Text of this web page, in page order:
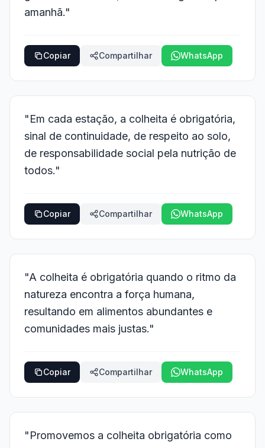
amanhã."
Copiar Compartilhar WhatsApp
"Em cada estação, a colheita é obrigatória,
sinal de continuidade, de respeito ao solo,
de responsabilidade social pela nutrição de
todos."
Copiar Compartilhar WhatsApp
"A colheita é obrigatória quando o ritmo da
natureza encontra a força humana,
resultando em alimentos abundantes e
comunidades mais justas."
Copiar Compartilhar WhatsApp
"Promovemos a colheita obrigatória como